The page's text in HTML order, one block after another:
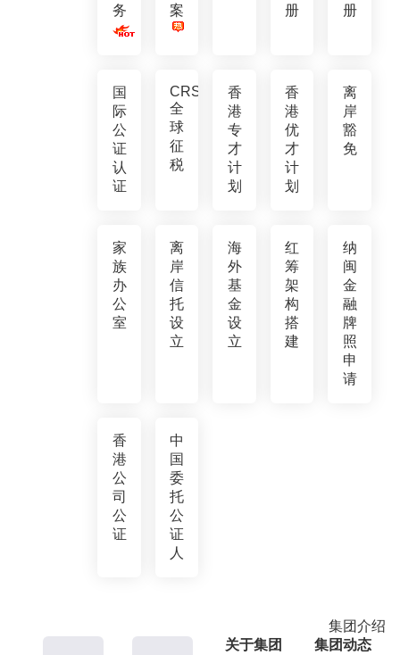
务
案
册
册
国
际
公
证
认
证
CRS
全
球
征
税
香
港
专
才
计
划
香
港
优
才
计
划
离
岸
豁
免
家
族
办
公
室
离
岸
信
托
设
立
海
外
基
金
设
立
红
筹
架
构
搭
建
纳
闽
金
融
牌
照
申
请
香
港
公
司
公
证
中
国
委
托
公
证
人
集团介绍
关于集团
集团动态